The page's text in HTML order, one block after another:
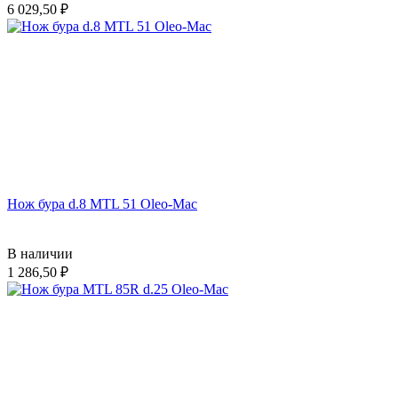
6 029,50
Нож бура d.8 MTL 51 Oleo-Mac
В наличии
1 286,50